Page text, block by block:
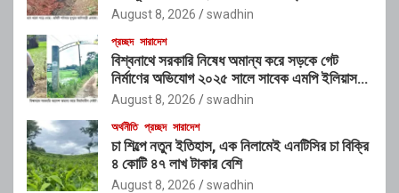
August 8, 2026 swadhin
প্রচ্ছদ সারাদেশ
বিশ্বনাথে সরকারি নিষেধ অমান্য করে সড়কে গেট
নির্মাণের অভিযোগ ২০২৫ সালে সাবেক এমপি ইলিয়াস
আলীর নামে নামফলক স্থাপনের অভিযোগ
August 8, 2026 swadhin
অর্থনীতি প্রচ্ছদ সারাদেশ
চা শিল্পে নতুন ইতিহাস, এক নিলামেই এনটিসির চা বিক্রি
৪ কোটি ৪৭ লাখ টাকার বেশি
August 8, 2026 swadhin